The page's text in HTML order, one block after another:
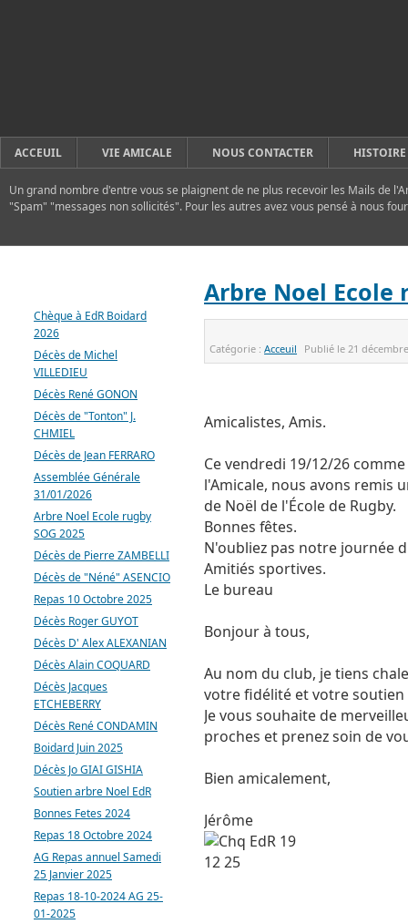
ACCEUIL VIE AMICALE NOUS CONTACTER
Un grand nombre d'entre vous se plaignent de ne plus recevoir les Mails de
"Spam" "messages non sollicités". Pour les autres avez vous pensé à nous
Arbre Noel Ecole
Catégorie :Acceuil Publié le21
Amicalistes, Amis.
Ce vendredi 19/12/26
l'Amicale, nous avons remis
de Noël de l'École de Rugby.
Bonnes fêtes.
N'oubliez pas notre journée
Amitiés sportives.
Le bureau
Bonjour à tous,
Au nom du club, je tiens
votre fidélité et votre
Je vous souhaite de
proches et prenez soin de
Bien amicalement,
Jérôme
Chèque à EdR Boidard
2026
Décès de Michel
VILLEDIEU
Décès René GONON
Décès de "Tonton" J.
CHMIEL
Décès de Jean FERRARO
Assemblée Générale
31/01/2026
Arbre Noel Ecole rugby
SOG 2025
Décès de Pierre ZAMBELLI
Décès de "Néné" ASENCIO
Repas 10 Octobre 2025
Décès Roger GUYOT
Décès D' Alex ALEXANIAN
Décès Alain COQUARD
Décès Jacques
ETCHEBERRY
Décès René CONDAMIN
Boidard Juin 2025
Décès Jo GIAI GISHIA
Soutien arbre Noel EdR
Bonnes Fetes 2024
Repas 18 Octobre 2024
AG Repas annuel Samedi
25 Janvier 2025
Repas 18-10-2024 AG 25-
01-2025